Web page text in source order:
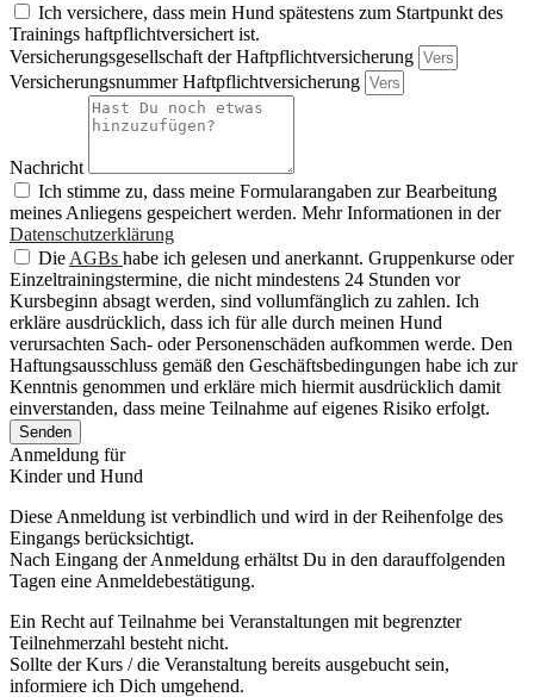
Ich versichere, dass mein Hund spätestens zum Startpunkt des
Trainings haftpflichtversichert ist.
Versicherungsgesellschaft der Haftpflichtversicherung
Versicherungsnummer Haftpflichtversicherung
Nachricht
Ich stimme zu, dass meine Formularangaben zur Bearbeitung
meines Anliegens gespeichert werden. Mehr Informationen in der
Datenschutzerklärung
Die AGBs habe ich gelesen und anerkannt. Gruppenkurse oder
Einzeltrainingstermine, die nicht mindestens 24 Stunden vor
Kursbeginn absagt werden, sind vollumfänglich zu zahlen. Ich
erkläre ausdrücklich, dass ich für alle durch meinen Hund
verursachten Sach- oder Personenschäden aufkommen werde. Den
Haftungsausschluss gemäß den Geschäftsbedingungen habe ich zur
Kenntnis genommen und erkläre mich hiermit ausdrücklich damit
einverstanden, dass meine Teilnahme auf eigenes Risiko erfolgt.
Senden
Anmeldung für
Kinder und Hund
Diese Anmeldung ist verbindlich und wird in der Reihenfolge des
Eingangs berücksichtigt.
Nach Eingang der Anmeldung erhältst Du in den darauffolgenden
Tagen eine Anmeldebestätigung.
Ein Recht auf Teilnahme bei Veranstaltungen mit begrenzter
Teilnehmerzahl besteht nicht.
Sollte der Kurs / die Veranstaltung bereits ausgebucht sein,
informiere ich Dich umgehend.